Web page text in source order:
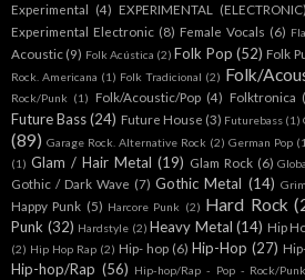
Experimental (4) EXPERIMENTAL (ELECTRONIC)
Experimental Electronic (8) Female Vocals (6)
Acoustic (9) Folk Acústica (2) Folk Pop (52) Folk
Rock. Americana (1) Folk Tradicional (2) Folk/
Rock/Punk (1) Folk/Acoustic/Pop (4) Folktronica
Future Bass (24) Future House (3) Futurebass (1)
(89) Garage Rock. Alternative Rock (2) German Pop
(1) Glam / Hair Metal (19) Glam Rock (6)
Gothic / Dark Wave (7) Gothic Metal (14)
Happy Punk (5) Harcore Punk (2) Hard Rock
Punk (32) Hardstyle (2) Heavy Metal (14) Hip
(2) Hip Hop Rap (2) Hip- hop (6) Hip-Hop (27)
Hip-hop/Rap (56) Hip-hop/Rap - Pop - Rock/Punk